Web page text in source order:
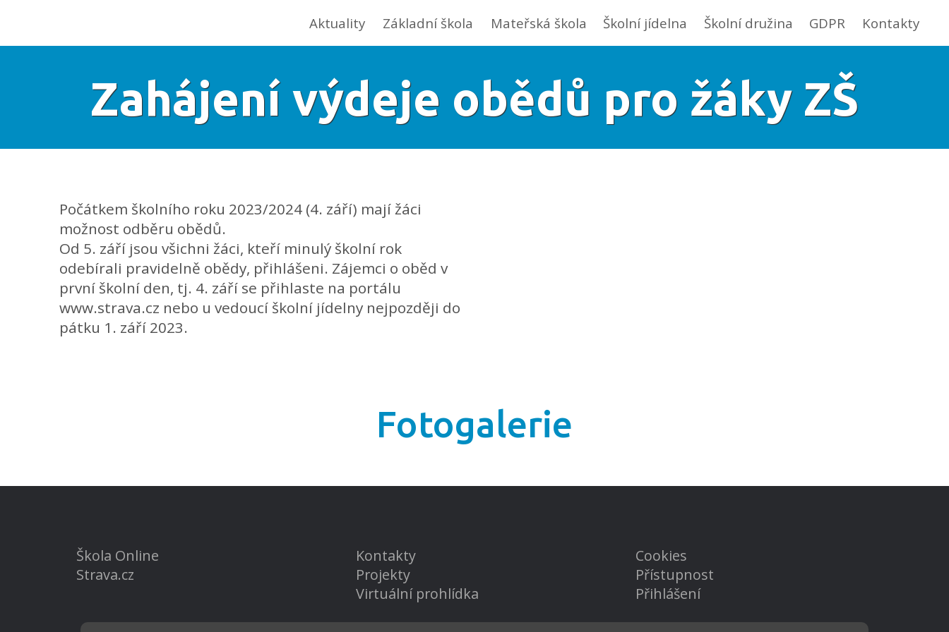
Aktuality Základní škola Mateřská škola Školní jídelna Školní družina GDPR Kontakty
Zahájení výdeje obědů pro žáky ZŠ
Počátkem školního roku 2023/2024 (4. září) mají žáci
možnost odběru obědů.
Od 5. září jsou všichni žáci, kteří minulý školní rok
odebírali pravidelně obědy, přihlášeni. Zájemci o oběd v
první školní den, tj. 4. září se přihlaste na portálu
www.strava.cz nebo u vedoucí školní jídelny nejpozději do
pátku 1. září 2023.
Fotogalerie
Škola Online
Strava.cz
Kontakty
Projekty
Virtuální prohlídka
Cookies
Přístupnost
Přihlášení